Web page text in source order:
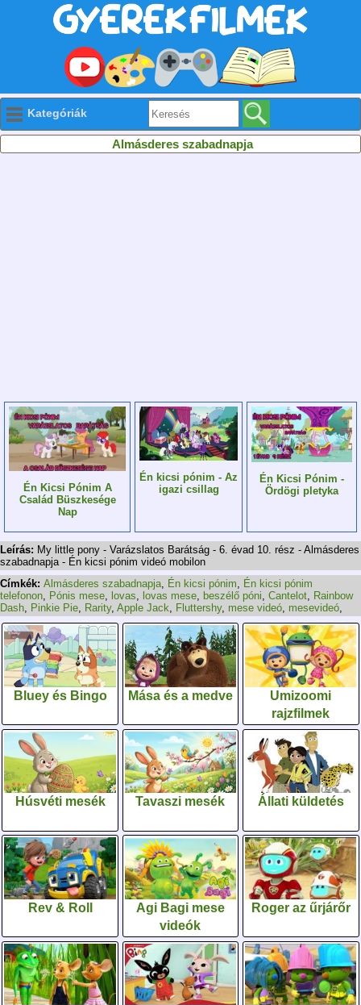
Kategóriák
Almásderes szabadnapja
Én Kicsi Pónim A
Család Büszkesége
Nap
Én kicsi pónim - Az
igazi csillag
Én Kicsi Pónim -
Ördögi pletyka
Leírás: My little pony - Varázslatos Barátság - 6. évad 10. rész - Almásderes
szabadnapja - Én kicsi pónim videó mobilon
Címkék: Almásderes szabadnapja, Én kicsi pónim, Én kicsi pónim
telefonon, Pónis mese, lovas, lovas mese, beszélő póni, Cantelot, Rainbow
Dash, Pinkie Pie, Rarity, Apple Jack, Fluttershy, mese videó, mesevideó,
Bluey és Bingo Mása és a medve
Umizoomi
rajzfilmek
Húsvéti mesék Tavaszi mesék Állati küldetés
Rev & Roll
Agi Bagi mese
videók
Roger az űrjárőr